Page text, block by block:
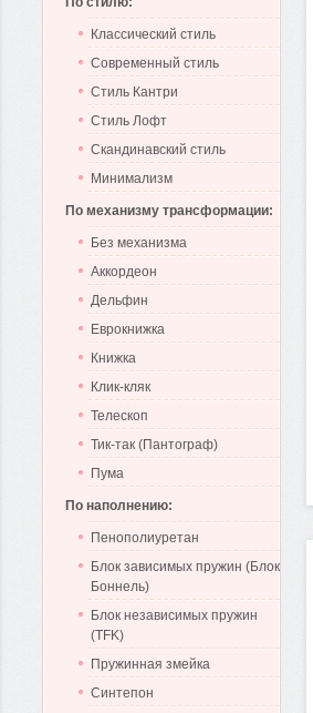
Классический стиль
Современный стиль
Стиль Кантри
Стиль Лофт
Скандинавский стиль
Минимализм
По механизму трансформации:
Без механизма
Аккордеон
Дельфин
Еврокнижка
Книжка
Клик-кляк
Телескоп
Тик-так (Пантограф)
Пума
По наполнению:
Пенополиуретан
Блок зависимых пружин (Блок
Боннель)
Блок независимых пружин
(TFK)
Пружинная змейка
Синтепон